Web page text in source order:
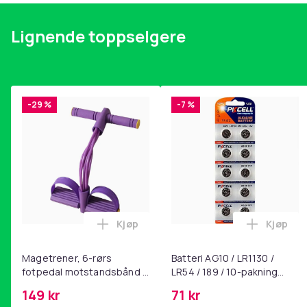
Lignende toppselgere
-29 %
Magetrener, 6-rørs
fotpedal motstandsbånd -
yoga og
149 kr
Legg Magetrener, 6-rørs fotpedal
Kjøp
-7 %
Batteri AG10 / LR1130 /
LR54 / 189 / 10-pakning
71 kr
Legg
Kjøp